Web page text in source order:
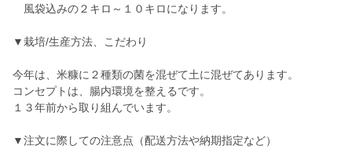
風袋込みの２キロ～１０キロになります。
▼栽培/生産方法、こだわり
今年は、米糠に２種類の菌を混ぜて土に混ぜてあります。
コンセプトは、腸内環境を整えるです。
１３年前から取り組んでいます。
▼注文に際しての注意点（配送方法や納期指定など）